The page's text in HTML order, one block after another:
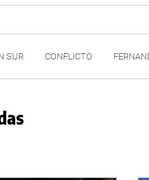
SUR CONFLICTO